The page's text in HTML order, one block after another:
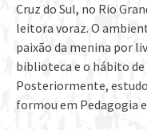
Cruz do Sul, no Rio
leitora voraz. O
paixão da menina por
biblioteca e o hábito de
Posteriormente,
formou em Pedagogia